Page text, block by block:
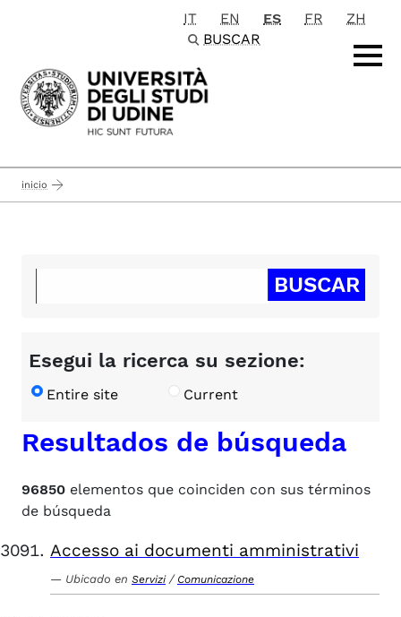
Passa al contenuto principale
IT EN ES FR
ZH
BUSCAR
inicio
Esegui la ricerca su sezione:
Entire site Current
Resultados de búsqueda
96850 elementos que coinciden con sus términos
de búsqueda
Accesso ai documenti amministrativi
Ubicado en Servizi / Comunicazione